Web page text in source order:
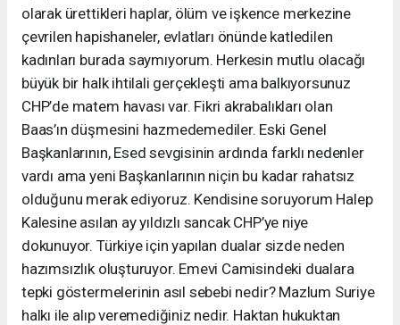
olarak ürettikleri haplar, ölüm ve işkence merkezine
çevrilen hapishaneler, evlatları önünde katledilen
kadınları burada saymıyorum. Herkesin mutlu olacağı
büyük bir halk ihtilali gerçekleşti ama balkıyorsunuz
CHP’de matem havası var. Fikri akrabalıkları olan
Baas’ın düşmesini hazmedemediler. Eski Genel
Başkanlarının, Esed sevgisinin ardında farklı nedenler
vardı ama yeni Başkanlarının niçin bu kadar rahatsız
olduğunu merak ediyoruz. Kendisine soruyorum Halep
Kalesine asılan ay yıldızlı sancak CHP’ye niye
dokunuyor. Türkiye için yapılan dualar sizde neden
hazımsızlık oluşturuyor. Emevi Camisindeki dualara
tepki göstermelerinin asıl sebebi nedir? Mazlum Suriye
halkı ile alıp veremediğiniz nedir. Haktan hukuktan